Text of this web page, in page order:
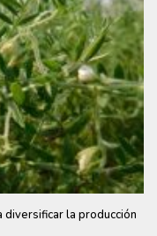
diversificar la producción